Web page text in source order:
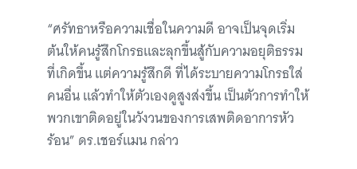
“ศรัทธาหรือความเชื่อในความดี อาจเป็นจุดเริ่ม
ต้นให้คนรู้สึกโกรธและลุกขึ้นสู้กับความอยุติธรรม
ที่เกิดขึ้น แต่ความรู้สึกดี ที่ได้ระบายความโกรธใส่
คนอื่น แล้วทำให้ตัวเองดูสูงส่งขึ้น เป็นตัวการทำให้
พวกเขาติดอยู่ในวังวนของการเสพติดอาการหัว
ร้อน” ดร.เชอร์แมน กล่าว